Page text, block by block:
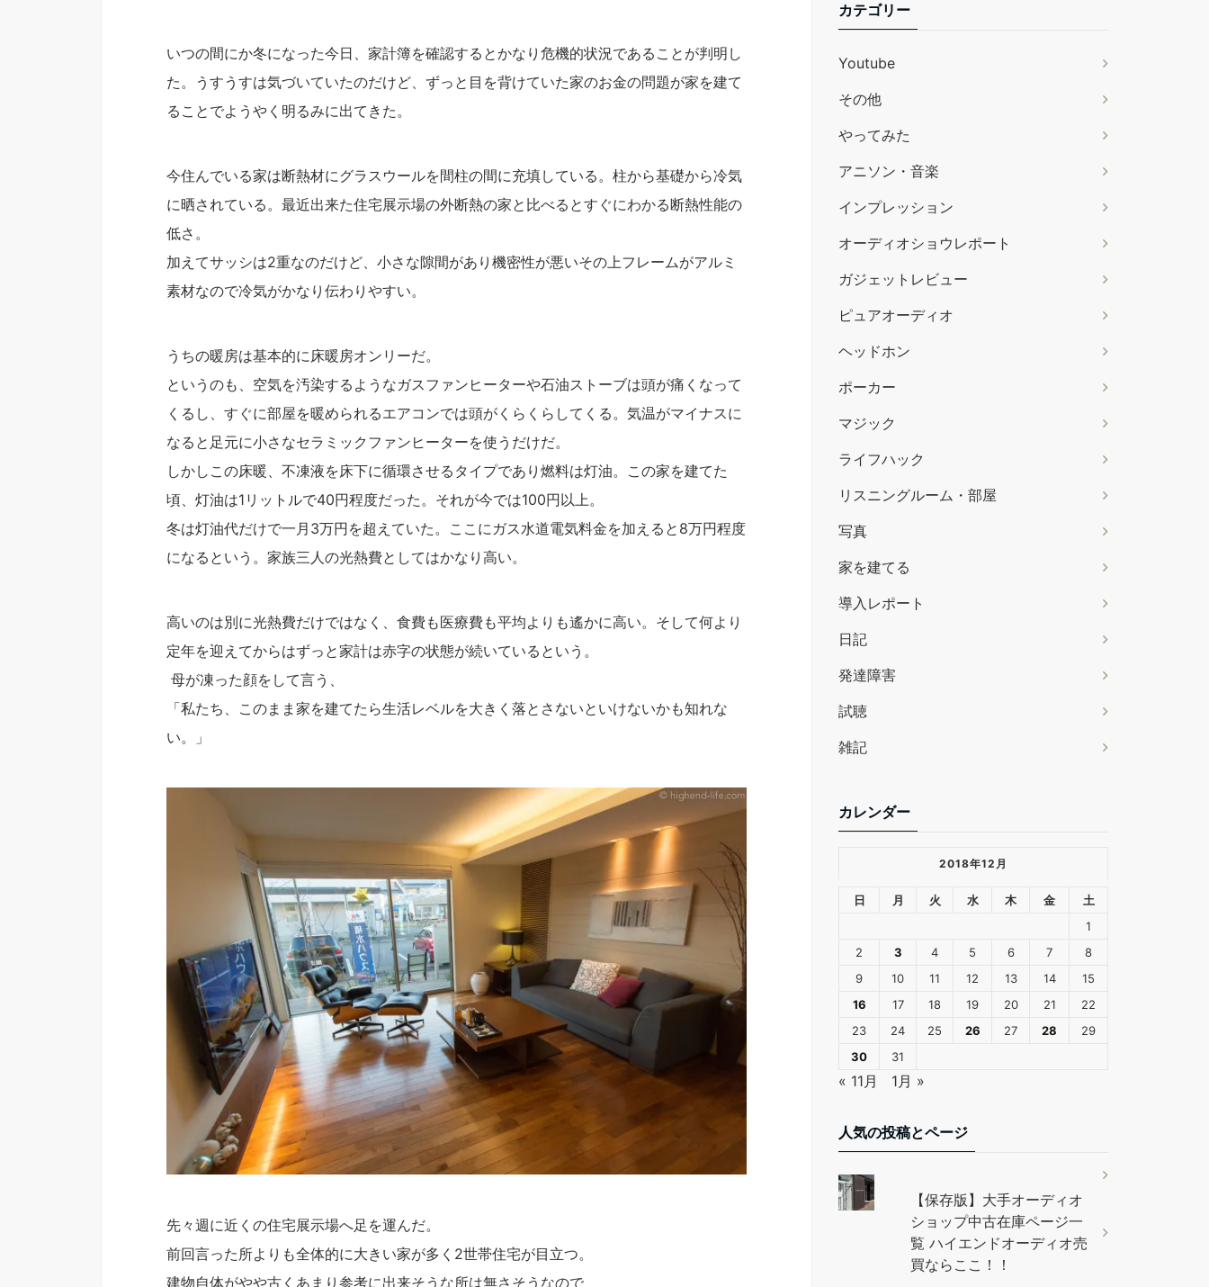
いつの間にか冬になった今日、家計簿を確認するとかなり危機的状況であることが判明し
た。うすうすは気づいていたのだけど、ずっと目を背けていた家のお金の問題が家を建て
ることでようやく明るみに出てきた。
今住んでいる家は断熱材にグラスウールを間柱の間に充填している。柱から基礎から冷気
に晒されている。最近出来た住宅展示場の外断熱の家と比べるとすぐにわかる断熱性能の
低さ。
加えてサッシは2重なのだけど、小さな隙間があり機密性が悪いその上フレームがアルミ
素材なので冷気がかなり伝わりやすい。
うちの暖房は基本的に床暖房オンリーだ。
というのも、空気を汚染するようなガスファンヒーターや石油ストーブは頭が痛くなって
くるし、すぐに部屋を暖められるエアコンでは頭がくらくらしてくる。気温がマイナスに
なると足元に小さなセラミックファンヒーターを使うだけだ。
しかしこの床暖、不凍液を床下に循環させるタイプであり燃料は灯油。この家を建てた
頃、灯油は1リットルで40円程度だった。それが今では100円以上。
冬は灯油代だけで一月3万円を超えていた。ここにガス水道電気料金を加えると8万円程度
になるという。家族三人の光熱費としてはかなり高い。
高いのは別に光熱費だけではなく、食費も医療費も平均よりも遙かに高い。そして何より
定年を迎えてからはずっと家計は赤字の状態が続いているという。
母が凍った顔をして言う、
「私たち、このまま家を建てたら生活レベルを大きく落とさないといけないかも知れな
い。」
先々週に近くの住宅展示場へ足を運んだ。
前回言った所よりも全体的に大きい家が多く2世帯住宅が目立つ。
建物自体がやや古くあまり参考に出来そうな所は無さそうなので
カテゴリー
Youtube
その他
やってみた
アニソン・音楽
インプレッション
オーディオショウレポート
ガジェットレビュー
ピュアオーディオ
ヘッドホン
ポーカー
マジック
ライフハック
リスニングルーム・部屋
写真
家を建てる
導入レポート
日記
発達障害
試聴
雑記
カレンダー
2018年12月
日 月 火 水 木 金
土
1
2
3 4 5 6 7
8
9
10 11 12 13 14
15
16
17 18 19 20 21
22
23
24 25 26 27 28
29
30
31
« 11月 1月 »
人気の投稿とページ
【保存版】大手オーディオ
ショップ中古在庫ページ一
覧 ハイエンドオーディオ売
買ならここ！！